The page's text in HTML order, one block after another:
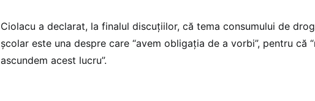
Ciolacu a declarat, la finalul discuțiilor, că tema consumului de
școlar este una despre care “avem obligația de a vorbi”, pentru că
ascundem acest lucru”.